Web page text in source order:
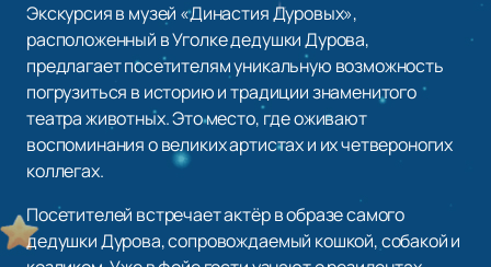
Экскурсия в музей «Династия Дуровых»,
расположенный в Уголке дедушки Дурова,
предлагает посетителям уникальную возможность
погрузиться в историю и традиции знаменитого
театра животных. Это место, где оживают
воспоминания о великих артистах и их четвероногих
коллегах.
Посетителей встречает актёр в образе самого
дедушки Дурова, сопровождаемый кошкой, собакой и